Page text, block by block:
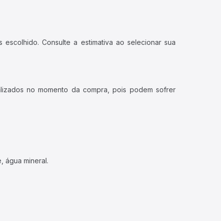
Consulte a estimativa ao selecionar sua
no momento da compra, pois podem sofrer
água mineral.